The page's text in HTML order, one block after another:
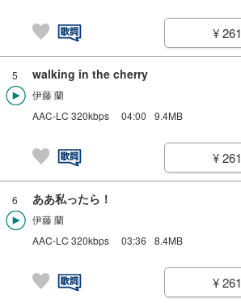
¥ 261
5 walking in the cherry
伊藤 蘭
AAC-LC 320kbps
04:00 9.4MB
¥ 261
6 ああ私ったら！
伊藤 蘭
AAC-LC 320kbps
03:36 8.4MB
¥ 261